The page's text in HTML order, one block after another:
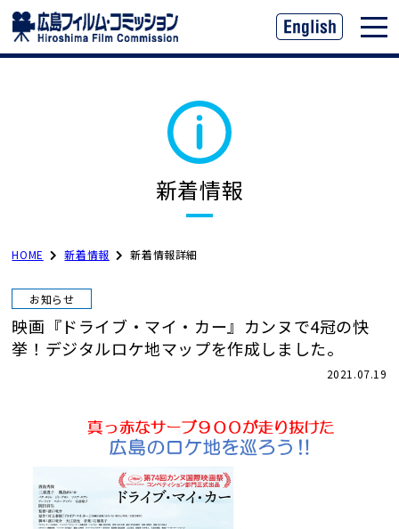
新着情報
HOME 新着情報 新着情報詳細
お知らせ
映画『ドライブ・マイ・カー』カンヌで4冠の快
挙！デジタルロケ地マップを作成しました。
2021.07.19